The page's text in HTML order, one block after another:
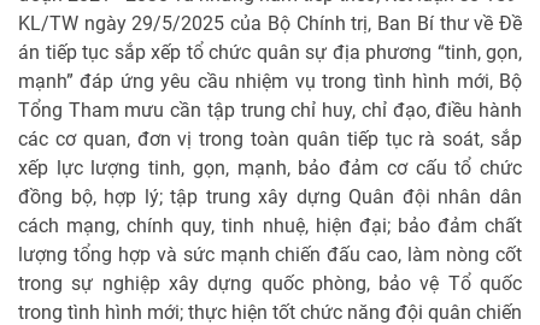
KL/TW ngày 29/5/2025 của Bộ Chính trị, Ban Bí thư về Đề
án tiếp tục sắp xếp tổ chức quân sự địa phương “tinh, gọn,
mạnh” đáp ứng yêu cầu nhiệm vụ trong tình hình mới, Bộ
Tổng Tham mưu cần tập trung chỉ huy, chỉ đạo, điều hành
các cơ quan, đơn vị trong toàn quân tiếp tục rà soát, sắp
xếp lực lượng tinh, gọn, mạnh, bảo đảm cơ cấu tổ chức
đồng bộ, hợp lý; tập trung xây dựng Quân đội nhân dân
cách mạng, chính quy, tinh nhuệ, hiện đại; bảo đảm chất
lượng tổng hợp và sức mạnh chiến đấu cao, làm nòng cốt
trong sự nghiệp xây dựng quốc phòng, bảo vệ Tổ quốc
trong tình hình mới; thực hiện tốt chức năng đội quân chiến